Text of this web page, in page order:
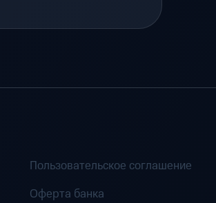
Пользовательское соглашение
Оферта банка